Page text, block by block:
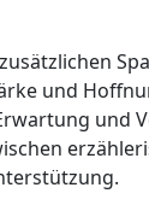
und
und